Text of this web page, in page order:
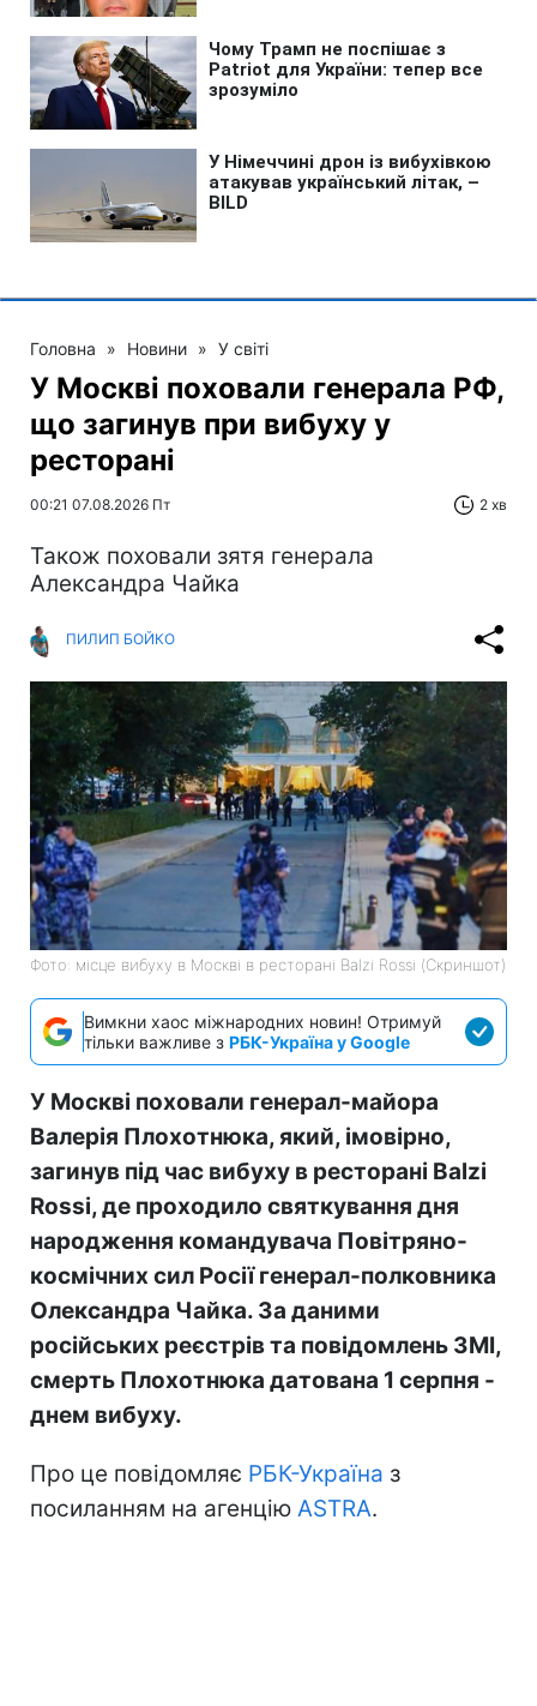
Головна » Новини » У світі
У Москві поховали генерала РФ,
що загинув при вибуху у
ресторані
00:21 07.08.2026 Пт 2 хв
Також поховали зятя генерала
Александра Чайка
ПИЛИП БОЙКО
Фото: місце вибуху в Москві в ресторані Balzi Rossi (Скриншот)
Вимкни хаос міжнародних новин! Отримуй
тільки важливе з РБК-Україна у Google
У Москві поховали генерал-майора
Валерія Плохотнюка, який, імовірно,
загинув під час вибуху в ресторані Balzi
Rossi, де проходило святкування дня
народження командувача Повітряно-
космічних сил Росії генерал-полковника
Олександра Чайка. За даними
російських реєстрів та повідомлень ЗМІ,
смерть Плохотнюка датована 1 серпня -
днем вибуху.
Про це повідомляє РБК-Україна з
посиланням на агенцію ASTRA.